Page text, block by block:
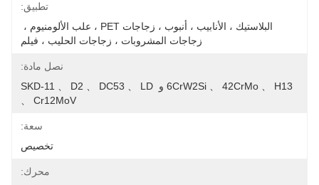
تطبيق:
زجاجات المشروبات ، زجاجات الحليب ، فيلم
نصل مادة:
6CrW2Si 、 42CrMo 、 H13 و SKD-11 、 D2 、 DC53 、 LD
、 Cr12MoV
سعة:
تخصيص
محرك: